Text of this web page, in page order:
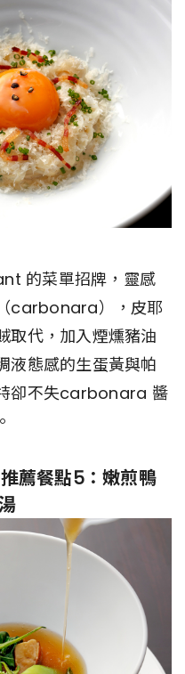
的菜單招牌，靈感
carbonara），皮耶
取代，加入煙燻豬油
液態感的生蛋黃與帕
卻不失carbonara 醬
推薦餐點5：嫩煎鴨